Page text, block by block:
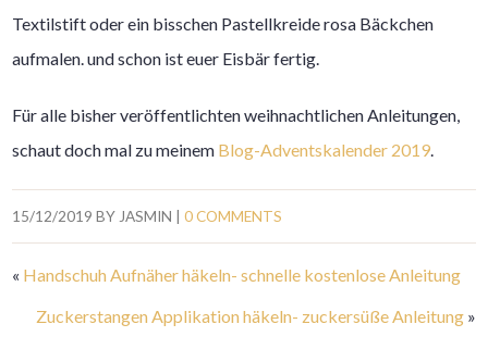
Textilstift oder ein bisschen Pastellkreide rosa Bäckchen
aufmalen. und schon ist euer Eisbär fertig.
Für alle bisher veröffentlichten weihnachtlichen Anleitungen,
schaut doch mal zu meinem Blog-Adventskalender 2019
15/12/2019 BY JASMIN |0 COMMENTS
« Handschuh Aufnäher häkeln- schnelle kostenlose Anleitung
Zuckerstangen Applikation häkeln- zuckersüße Anleitung»